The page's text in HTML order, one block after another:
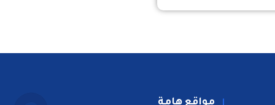
مواقع هامة